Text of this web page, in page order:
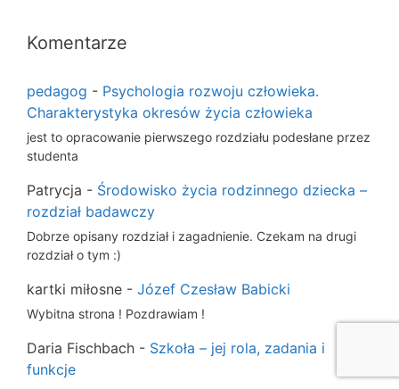
Komentarze
pedagog - Psychologia rozwoju człowieka.
Charakterystyka okresów życia człowieka
jest to opracowanie pierwszego rozdziału podesłane przez
studenta
Patrycja - Środowisko życia rodzinnego dziecka –
rozdział badawczy
Dobrze opisany rozdział i zagadnienie. Czekam na drugi
rozdział o tym :)
kartki miłosne - Józef Czesław Babicki
Wybitna strona ! Pozdrawiam !
Daria Fischbach - Szkoła – jej rola, zadania i
funkcje